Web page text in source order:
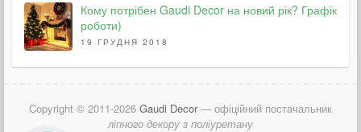
Кому потрібен Gaudi Decor на новий рік? Графік
роботи)
19 ГРУДНЯ 2018
Copyright © 2011-2026 Gaudi Decor— офіційний постачальник
ліпного декору з поліуретану